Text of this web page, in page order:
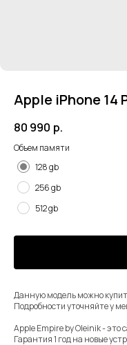
Apple iPhone 14
80 990 р.
Объем памяти
128 gb
256 gb
512 gb
Данную модель можно
Подробности уточняйте у
Apple Empire by Oleinik - это
Гарантия 1 год на новые